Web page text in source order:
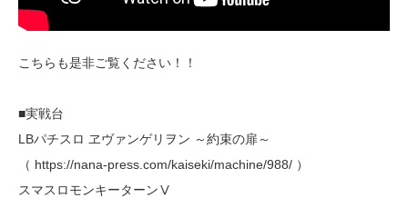
こちらも是非ご覧ください！！
■実戦台
LBパチスロ ヱヴァンゲリヲン ～約束の扉～
（ https://nana-press.com/kaiseki/machine/988/ ）
スマスロモンキーターンⅤ